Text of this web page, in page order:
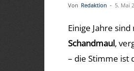
Von Redaktion - 5. Mai
Einige Jahre
Schandmaul,
– die Stimme ist